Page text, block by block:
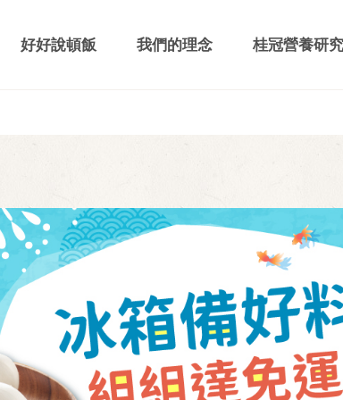
好好說頓飯 我們的理念 桂冠營養研